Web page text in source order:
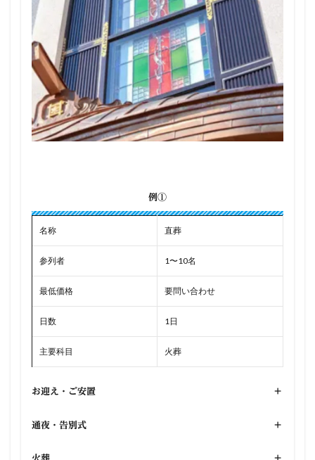
例①
名称 直葬
参列者 1〜10名
最低価格 要問い合わせ
日数 1日
主要科目 火葬
お迎え・ご安置 +
通夜・告別式 +